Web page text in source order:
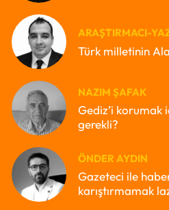
ARAŞTIRMACI-
Türk milletinin
NAZIM ŞAFAK
Gediz’i korumak
gerekli?
ÖNDER AYDIN
Gazeteci ile haber
karıştırmamak